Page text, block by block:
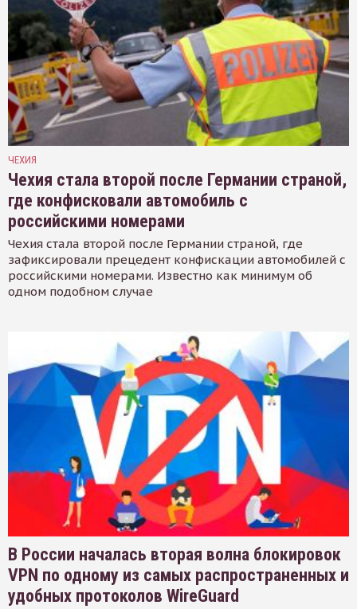
ЧЕХИЯ
Чехия стала второй после Германии страной,
где конфисковали автомобиль с
российскими номерами
Чехия стала второй после Германии страной, где
зафиксировали прецедент конфискации автомобилей с
российскими номерами. Известно как минимум об
одном подобном случае
В России началась вторая волна блокировок
VPN по одному из самых распространенных и
удобных протоколов WireGuard